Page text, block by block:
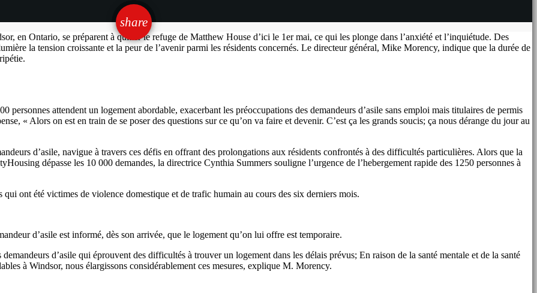
share
email
en Ontario, se préparent à quitter le refuge de Matthew House d’ici le 1er mai, ce qui les plonge dans l’anxiété et l’inquiétude. Des
la tension croissante et la peur de l’avenir parmi les résidents concernés. Le directeur général, Mike Morency, indique que la durée de
personnes attendent un logement abordable, exacerbant les préoccupations des demandeurs d’asile sans emploi mais titulaires de permis
« Alors on est en train de se poser des questions sur ce qu’on va faire et devenir. C’est ça les grands soucis; ça nous dérange du jour au
d’asile, navigue à travers ces défis en offrant des prolongations aux résidents confrontés à des difficultés particulières. Alors que la
dépasse les 10 000 demandes, la directrice Cynthia Summers souligne l’urgence de l’hebergement rapide des 1250 personnes à
ont été victimes de violence domestique et de trafic humain au cours des six derniers mois.
d’asile est informé, dès son arrivée, que le logement qu’on lui offre est temporaire.
d’asile qui éprouvent des difficultés à trouver un logement dans les délais prévus; En raison de la santé mentale et de la santé
à Windsor, nous élargissons considérablement ces mesures, explique M. Morency.